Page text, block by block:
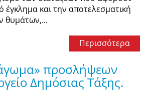
έγκλημα και την αποτελεσματική
θυμάτων,...
Περισσότερα
προσλήψεων
Δημόσιας Τάξης.